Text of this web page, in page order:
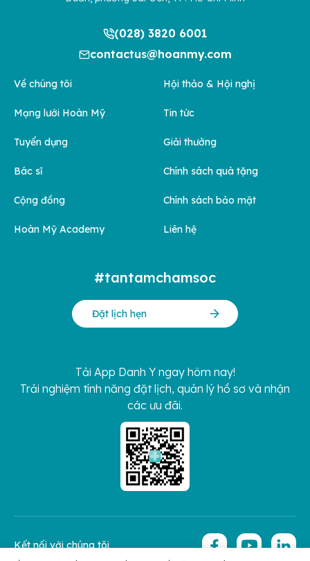
(028) 3820 6001
contactus@hoanmy.com
Về chúng tôi
Mạng lưới Hoàn Mỹ
Tuyển dụng
Bác sĩ
Cộng đồng
Hoàn Mỹ Academy
Hội thảo & Hội nghị
Tin tức
Giải thưởng
Chính sách quà tặng
Chính sách bảo mật
Liên hệ
#tantamchamsoc
Đặt lịch hẹn
Tải App Danh Y ngay hôm nay!
Trải nghiệm tính năng đặt lịch, quản lý hồ sơ và nhận
các ưu đãi.
Kết nối với chúng tôi